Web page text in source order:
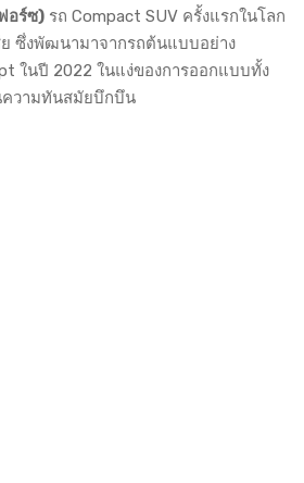
อร์ซ) รถ Compact SUV ครั้งแรกในโลก
ซึ่งพัฒนามาจากรถต้นแบบอย่าง
ในปี 2022 ในแง่ของการออกแบบทั้ง
ความทันสมัยบึกบึน